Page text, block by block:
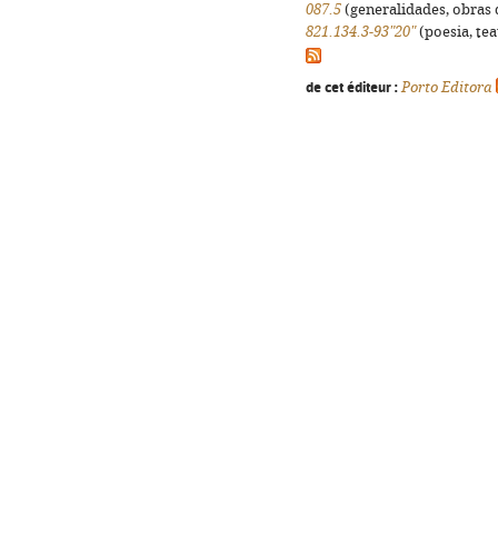
087.5 (generalidades,
821.134.3-93"20"(poesia,
de cet éditeur : Porto Editora